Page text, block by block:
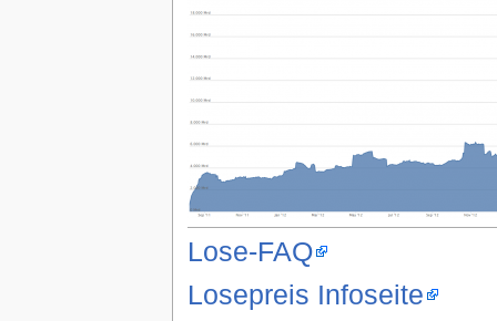
Lose-FAQ
Losepreis Infoseite